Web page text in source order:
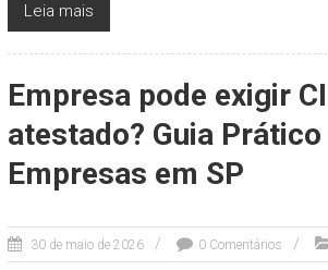
Leia mais
Empresa pode exigir
atestado? Guia Prático
Empresas em SP
30 de maio de 2026 0 Comentários